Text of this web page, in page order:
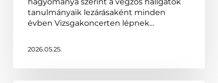
tanulmányaik lezárásaként minden
évben Vizsgakoncerten lépnek…
2026.05.25.